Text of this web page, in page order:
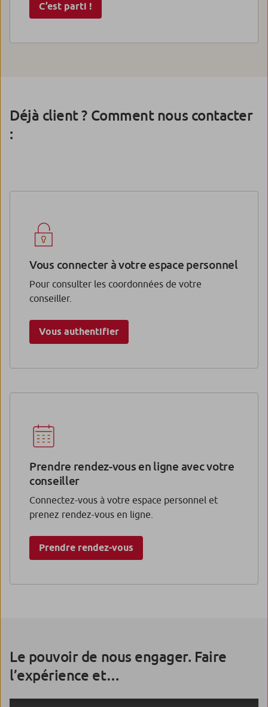
C’est parti !
Déjà client ? Comment nous contacter
:
Vous connecter à votre espace personnel
Pour consulter les coordonnées de votre
conseiller.
Vous authentifier
Prendre rendez-vous en ligne avec votre
conseiller
Connectez-vous à votre espace personnel et
prenez rendez-vous en ligne.
Prendre rendez-vous
Le pouvoir de nous engager. Faire
l’expérience et…